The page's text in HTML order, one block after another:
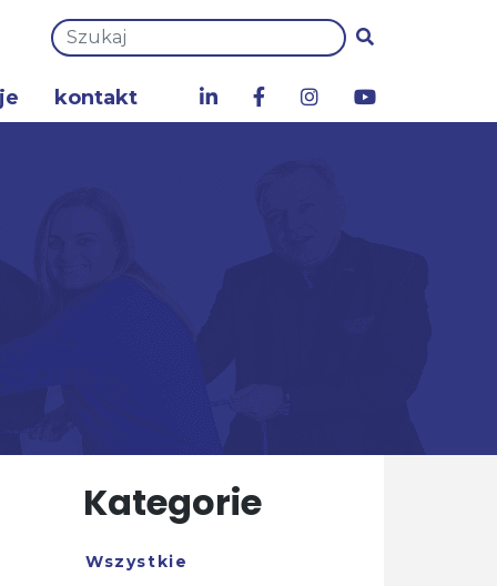
kontakt
Kategorie
Wszystkie